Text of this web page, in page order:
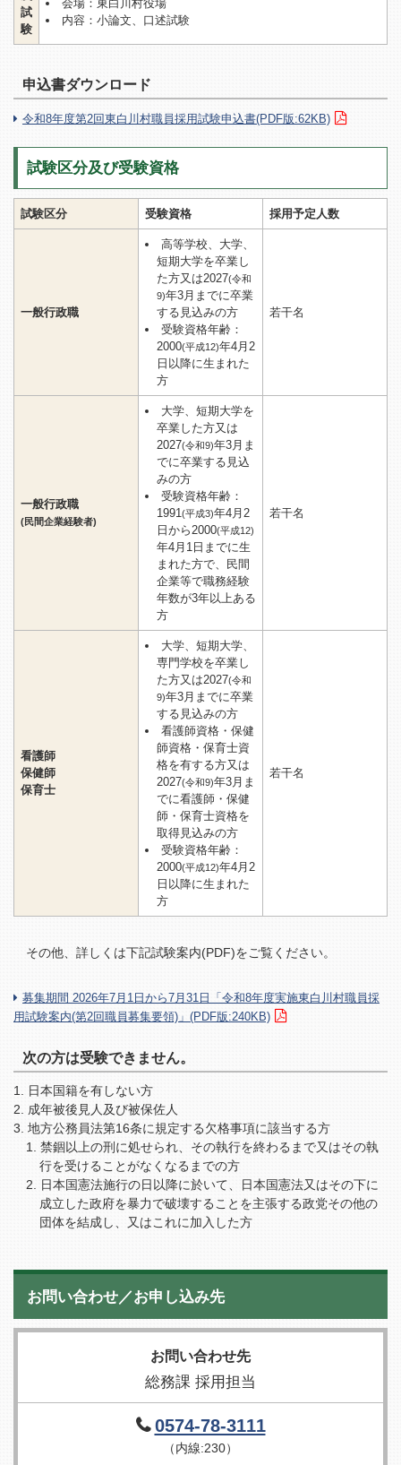
試
験
会場：東白川村役場
内容：小論文、口述試験
申込書ダウンロード
令和8年度第2回東白川村職員採用試験申込書(PDF版:62KB)
試験区分及び受験資格
試験区分 受験資格 採用予定人数
一般行政職
高等学校、大学、
短期大学を卒業し
た方又は2027(令和
9)年3月までに卒業
する見込みの方
受験資格年齢：
2000(平成12)年4月2
日以降に生まれた
方
若干名
一般行政職
(民間企業経験者)
大学、短期大学を
卒業した方又は
2027(令和9)年3月ま
でに卒業する見込
みの方
受験資格年齢：
1991(平成3)年4月2
日から2000(平成12)
年4月1日までに生
まれた方で、民間
企業等で職務経験
年数が3年以上ある
方
若干名
看護師
保健師
保育士
⼤学、短期⼤学、
専⾨学校を卒業し
た方⼜は2027(令和
9)年3⽉までに卒業
する⾒込みの方
看護師資格・保健
師資格・保育⼠資
格を有する方⼜は
2027(令和9)年3⽉ま
でに看護師・保健
師・保育⼠資格を
取得⾒込みの方
受験資格年齢：
2000(平成12)年4月2
日以降に生まれた
方
若干名
その他、詳しくは下記試験案内(PDF)をご覧ください。
募集期間 2026年7月1日から7月31日「令和8年度実施東白川村職員採
用試験案内(第2回職員募集要領)」(PDF版:240KB)
次の方は受験できません。
日本国籍を有しない方
成年被後見人及び被保佐人
地方公務員法第16条に規定する欠格事項に該当する方
禁錮以上の刑に処せられ、その執行を終わるまで又はその執
行を受けることがなくなるまでの方
日本国憲法施行の日以降に於いて、日本国憲法又はその下に
成立した政府を暴力で破壊することを主張する政党その他の
団体を結成し、又はこれに加入した方
お問い合わせ／お申し込み先
お問い合わせ先
総務課 採用担当
0574-78-3111
（内線:230）